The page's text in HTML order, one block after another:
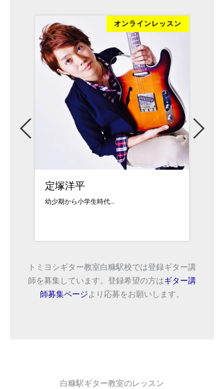
オンラインレッスン
定塚洋平
幼少期から小学生時代...
トミヨシギター教室白糠駅校では登録ギター講
師を募集しています。登録希望の方はギター講
師募集ページより応募をお願いします。
白糠駅ギター教室のレッスン